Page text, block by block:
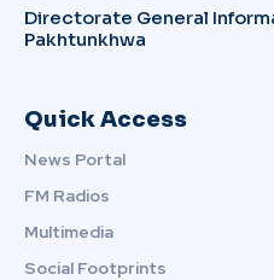
Directorate General
Pakhtunkhwa
Quick Access
News Portal
FM Radios
Multimedia
Social Footprints